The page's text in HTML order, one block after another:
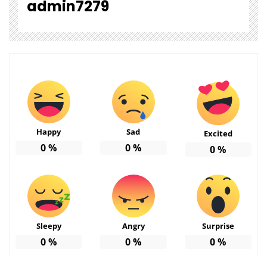
admin7279
Happy
0%
Sad
0%
Excited
0%
Sleepy
0%
Angry
0%
Surprise
0%